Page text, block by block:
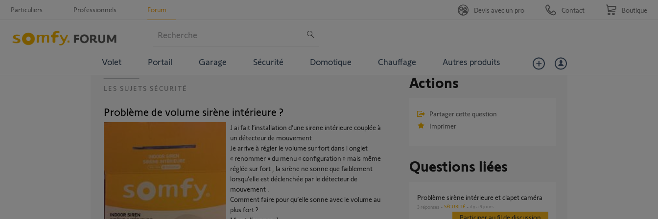
Particuliers Professionnels Forum
Volet Portail Garage Sécurité Domotique Chauffage Autres produits
Devis avec un pro Contact Boutique
LES SUJETS SÉCURITÉ
Problème de volume sirène intérieure ?
J ai fait l’installation d’une sirene intérieure couplée à
un détecteur de mouvement .
Je arrive à régler le volume sur fort dans l onglet
« renommer » du menu « configuration » mais même
réglée sur fort , la sirène ne sonne que faiblement
lorsqu’elle est déclenchée par le détecteur de
mouvement .
Comment faire pour qu’elle sonne avec le volume au
plus fort ?
Actions
Partager cette question
Imprimer
Questions liées
Problème sirène intérieure et clapet caméra
3 réponses SÉCURITÉ il y a 9 jours
Participer au fil de discussion